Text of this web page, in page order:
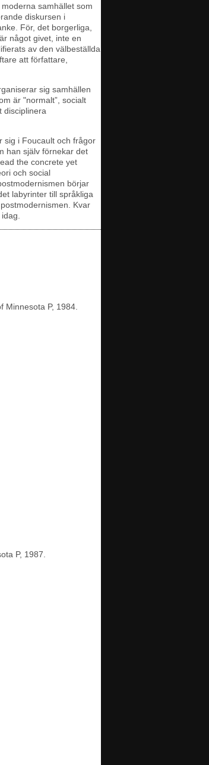
samhället som
diskursen i
För, det borgerliga,
något givet, inte en
av den välbeställda
att författare,
sig samhällen
är "normalt”, socialt
disciplinera
sig i Foucault och frågor
han själv förnekar det
the concrete yet
och social
börjar
labyrinter till språkliga
Kvar
Minnesota P, 1984.
P, 1987.